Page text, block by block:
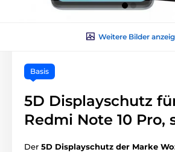
Weitere Bilder
Basis
5D Displayschutz
Redmi Note 10 Pro,
Der 5D Displayschutz der Marke